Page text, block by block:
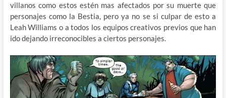
villanos como estos estén mas afectados por su muerte que
personajes como la Bestia, pero ya no se si culpar de esto a
Leah Williams o a todos los equipos creativos previos que han
ido dejando irreconocibles a ciertos personajes.